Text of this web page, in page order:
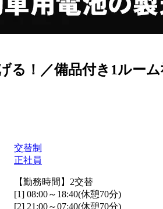
る！／備品付き1ル
交替制
正社員
【勤務時間】2交替
[1] 08:00～18:40(休憩70分)
[2] 21:00～07:40(休憩70分)